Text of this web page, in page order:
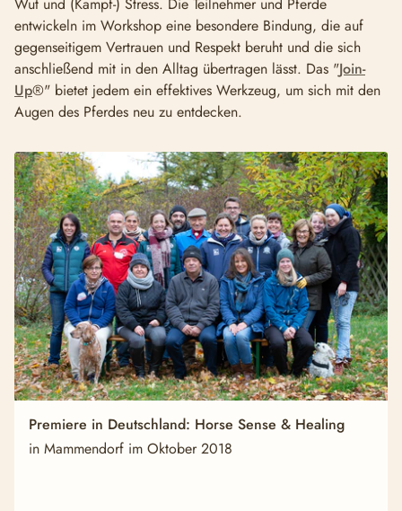
Wut und (Kampf-) Stress. Die Teilnehmer und Pferde
entwickeln im Workshop eine besondere Bindung, die auf
gegenseitigem Vertrauen und Respekt beruht und die sich
anschließend mit in den Alltag übertragen lässt. Das "Join-
Up®" bietet jedem ein effektives Werkzeug, um sich mit den
Augen des Pferdes neu zu entdecken.
Premiere in Deutschland: Horse Sense & Healing
in Mammendorf im Oktober 2018